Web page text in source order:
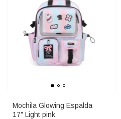
Mochila Glowing Espalda
17" Light pink